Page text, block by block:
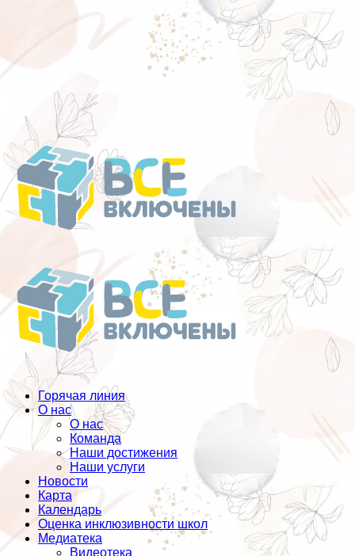
Перейти
к
содержанию
Горячая линия
О нас
О нас
Команда
Наши достижения
Наши услуги
Новости
Карта
Календарь
Оценка инклюзивности школ
Медиатека
Видеотека